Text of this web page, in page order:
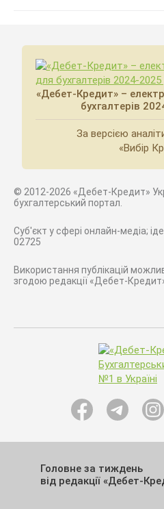
«Дебет-Кредит» –
бухгалтерів
За версією
«Вибір
© 2012-2026 «Дебет-Кредит»
бухгалтерський портал.
Суб'єкт у сфері онлайн-медіа;
02725
Використання публікацій
згодою редакції «Дебет-
Головне за тиждень
від редакції «Дебет-